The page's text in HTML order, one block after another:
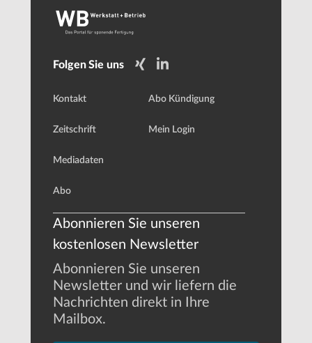
Folgen Sie uns
Kontakt
Zeitschrift
Mediadaten
Abo
Abo Kündigung
Mein Login
Abonnieren Sie unseren
kostenlosen Newsletter
Abonnieren Sie unseren
Newsletter und wir liefern die
Nachrichten direkt in Ihre
Mailbox.